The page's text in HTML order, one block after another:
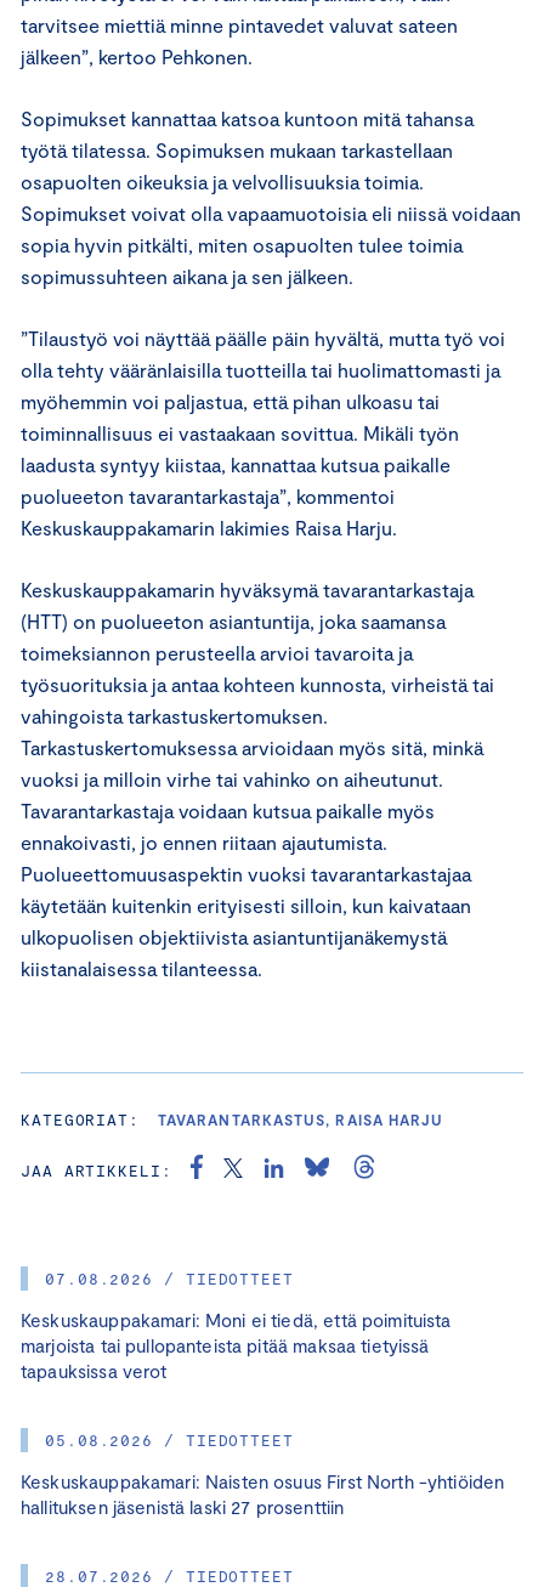
07.08.2026 / TIEDOTTEET
Keskuskauppakamari: Moni ei tiedä, että poimituista
marjoista tai pullopanteista pitää maksaa tietyissä
tapauksissa verot
05.08.2026 / TIEDOTTEET
Keskuskauppakamari: Naisten osuus First North -yhtiöiden
hallituksen jäsenistä laski 27 prosenttiin
28.07.2026 / TIEDOTTEET
tarvitsee miettiä minne pintavedet valuvat sateen
jälkeen”, kertoo Pehkonen.
Sopimukset kannattaa katsoa kuntoon mitä tahansa
työtä tilatessa. Sopimuksen mukaan tarkastellaan
osapuolten oikeuksia ja velvollisuuksia toimia.
Sopimukset voivat olla vapaamuotoisia eli niissä voidaan
sopia hyvin pitkälti, miten osapuolten tulee toimia
sopimussuhteen aikana ja sen jälkeen.
”Tilaustyö voi näyttää päälle päin hyvältä, mutta työ voi
olla tehty vääränlaisilla tuotteilla tai huolimattomasti ja
myöhemmin voi paljastua, että pihan ulkoasu tai
toiminnallisuus ei vastaakaan sovittua. Mikäli työn
laadusta syntyy kiistaa, kannattaa kutsua paikalle
puolueeton tavarantarkastaja”, kommentoi
Keskuskauppakamarin lakimies Raisa Harju.
Keskuskauppakamarin hyväksymä tavarantarkastaja
(HTT) on puolueeton asiantuntija, joka saamansa
toimeksiannon perusteella arvioi tavaroita ja
työsuorituksia ja antaa kohteen kunnosta, virheistä tai
vahingoista tarkastuskertomuksen.
Tarkastuskertomuksessa arvioidaan myös sitä, minkä
vuoksi ja milloin virhe tai vahinko on aiheutunut.
Tavarantarkastaja voidaan kutsua paikalle myös
ennakoivasti, jo ennen riitaan ajautumista.
Puolueettomuusaspektin vuoksi tavarantarkastajaa
käytetään kuitenkin erityisesti silloin, kun kaivataan
ulkopuolisen objektiivista asiantuntijanäkemystä
kiistanalaisessa tilanteessa.
KATEGORIAT: TAVARANTARKASTUS, RAISA HARJU
JAA ARTIKKELI: